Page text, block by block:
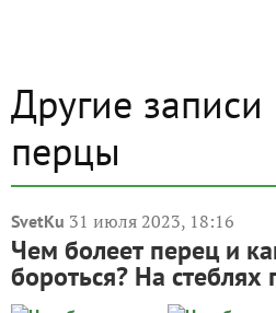
Другие записи
перцы
SvetKu 31 июля 2023, 18:16
Чем болеет перец и
бороться? На стеблях